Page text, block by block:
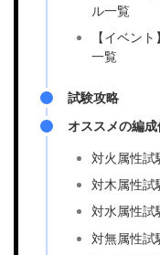
ル一覧
【イベン
一覧
試験攻略
オススメの編成
対火属性試
対木属性試
対水属性試
対無属性試